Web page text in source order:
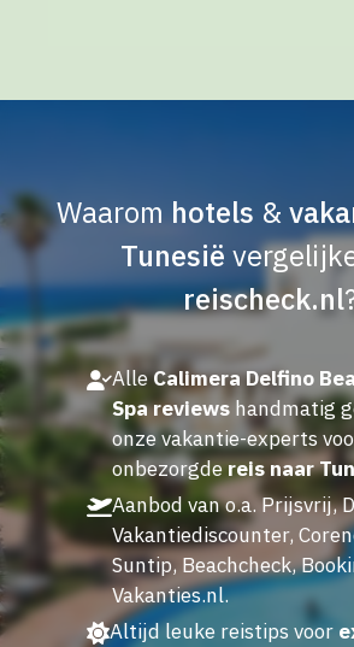
Waarom hotels &
Tunesië
reischeck.nl
AlleCalimera Delfino
Spa reviewshandmatig
onze vakantie-experts
onbezorgdereis naar
Aanbod van o.a. Prijsvrij,
Vakantiediscounter,
Suntip, Beachcheck,
Vakanties.nl.
Altijd leuke reistips voor